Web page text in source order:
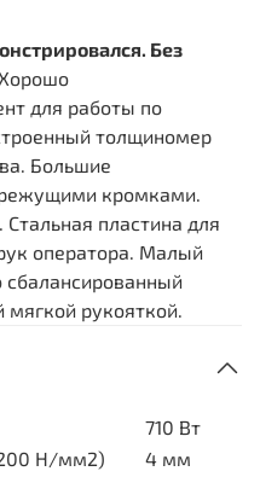
Без
для работы по
толщиномер
Большие
кромками.
пластина для
оператора. Малый
мягкой рукояткой.
710 Вт
200 Н/мм2)
4 мм